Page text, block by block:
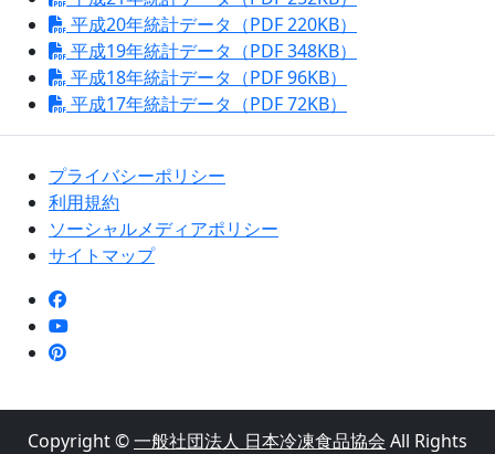
平成20年統計データ（PDF 220KB）
平成19年統計データ（PDF 348KB）
平成18年統計データ（PDF 96KB）
平成17年統計データ（PDF 72KB）
プライバシーポリシー
利用規約
ソーシャルメディアポリシー
サイトマップ
Copyright ©一般社団法人 日本冷凍食品協会 All Rights